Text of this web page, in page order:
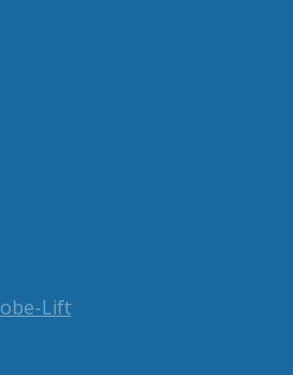
Lift